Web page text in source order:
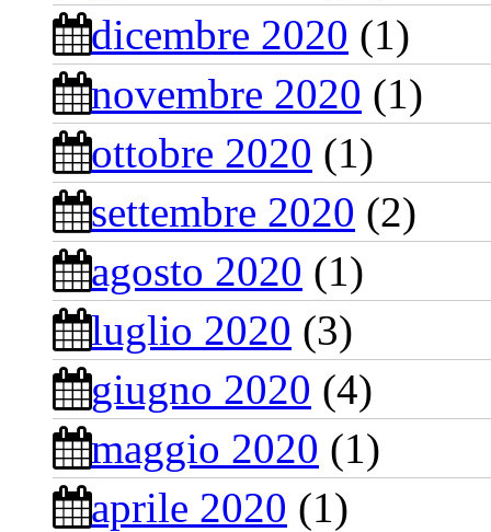
dicembre 2020 (1)
novembre 2020 (1)
ottobre 2020 (1)
settembre 2020 (2)
agosto 2020 (1)
luglio 2020 (3)
giugno 2020 (4)
maggio 2020 (1)
aprile 2020 (1)